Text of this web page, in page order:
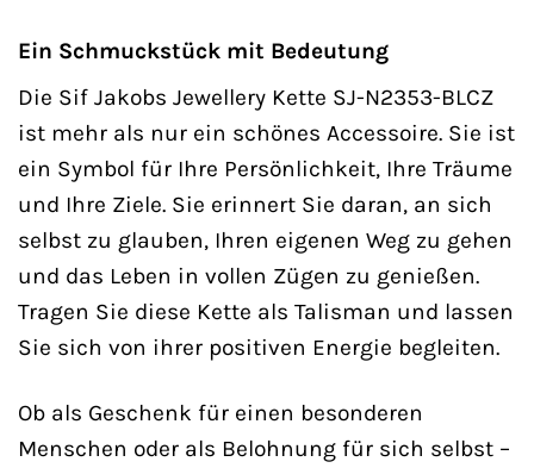
Ein Schmuckstück mit Bedeutung
Die Sif Jakobs Jewellery Kette SJ-N2353-BLCZ
ist mehr als nur ein schönes Accessoire. Sie ist
ein Symbol für Ihre Persönlichkeit, Ihre Träume
und Ihre Ziele. Sie erinnert Sie daran, an sich
selbst zu glauben, Ihren eigenen Weg zu gehen
und das Leben in vollen Zügen zu genießen.
Tragen Sie diese Kette als Talisman und lassen
Sie sich von ihrer positiven Energie begleiten.
Ob als Geschenk für einen besonderen
Menschen oder als Belohnung für sich selbst –